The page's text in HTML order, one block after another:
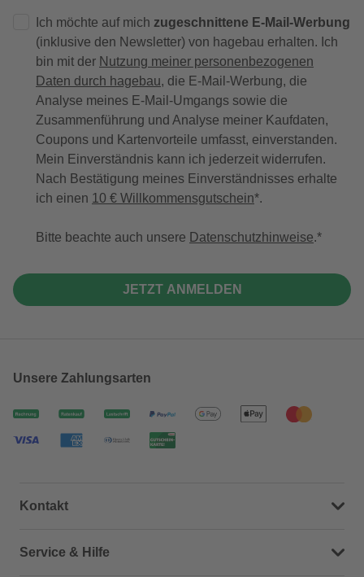
Ich möchte auf mich zugeschnittene E-Mail-Werbung
(inklusive den Newsletter) von hagebau erhalten. Ich
bin mit der Nutzung meiner personenbezogenen
Daten durch hagebau, die E-Mail-Werbung, die
Analyse meines E-Mail-Umgangs sowie die
Zusammenführung und Analyse meiner Kaufdaten,
Coupons und Kartenvorteile umfasst, einverstanden.
Mein Einverständnis kann ich jederzeit widerrufen.
Nach Bestätigung meines Einverständnisses erhalte
ich einen 10 € Willkommensgutschein*.
Bitte beachte auch unsere Datenschutzhinweise.
JETZT ANMELDEN
Unsere Zahlungsarten
Kontakt
Dein Kontakt zu uns
Service & Hilfe